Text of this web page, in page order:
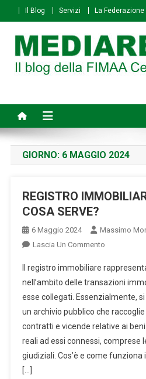
to
content
Il Blog Servizi La Federazione
GIORNO: 6 MAGGIO 2024
REGISTRO
COSA SERVE?
6 Maggio 2024
Massimo
Lascia Un CommentoOn
COS’È
E
A
COSA
SERVE?
Il registro immobiliare
nell’ambito delle transazioni
esse collegati. Essenzialmente,
un archivio pubblico che
contratti e vicende relative ai
reali ad essi connessi, comprese
giudiziali. Cos’è e come funziona
[…]